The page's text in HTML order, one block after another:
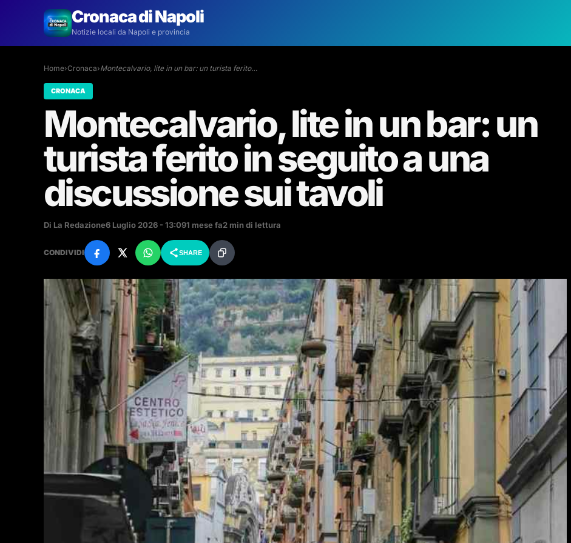
Cronaca di Napoli
Notizie locali da Napoli e provincia
Home›Cronaca›Montecalvario, lite in un bar: un turista ferito…
CRONACA
Montecalvario, lite in un bar: un
turista ferito in seguito a una
discussione sui tavoli
Di La Redazione6 Luglio 2026 - 13:091 mese fa2 min di lettura
CONDIVIDI SHARE